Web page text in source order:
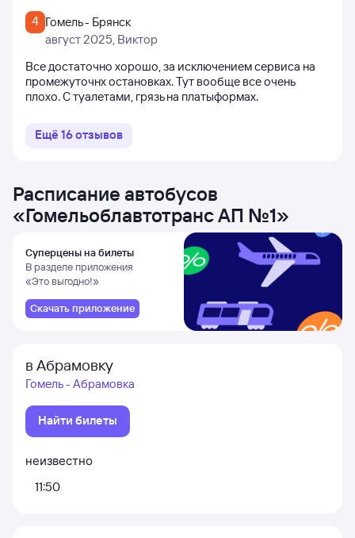
Расписание автобусов
«Гомельоблавтотранс АП №1»
Суперцены на билеты
В разделе приложения
«Это выгодно!»
Скачать приложение
в Абрамовку
Гомель - Абрамовка
Найти билеты
неизвестно
11:50
4 Гомель - Брянск
август 2025, Виктор
Все достаточно хорошо, за исключением сервиса на
промежуточнх остановках. Тут вообще все очень
плохо. С туалетами, грязь на платыформах.
Ещё 16отзывов